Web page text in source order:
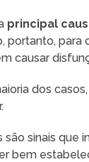
principal
portanto, para
causar
dos
são sinais que
bem